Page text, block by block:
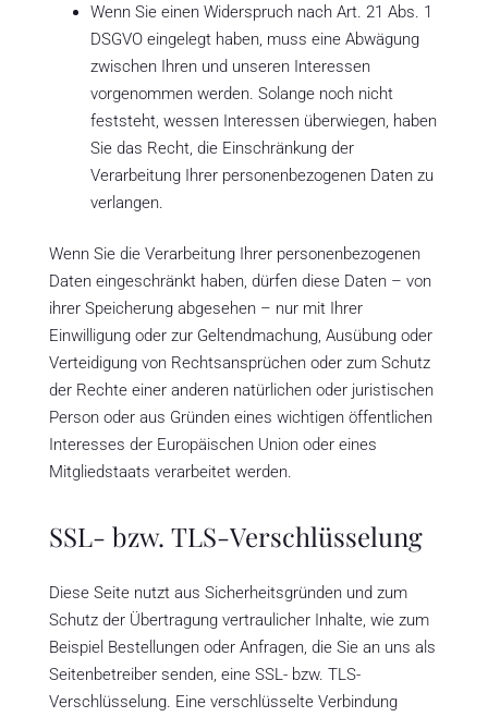
Wenn Sie einen Widerspruch nach Art. 21 Abs. 1
DSGVO eingelegt haben, muss eine Abwägung
zwischen Ihren und unseren Interessen
vorgenommen werden. Solange noch nicht
feststeht, wessen Interessen überwiegen, haben
Sie das Recht, die Einschränkung der
Verarbeitung Ihrer personenbezogenen Daten zu
verlangen.
Wenn Sie die Verarbeitung Ihrer personenbezogenen
Daten eingeschränkt haben, dürfen diese Daten – von
ihrer Speicherung abgesehen – nur mit Ihrer
Einwilligung oder zur Geltendmachung, Ausübung oder
Verteidigung von Rechtsansprüchen oder zum Schutz
der Rechte einer anderen natürlichen oder juristischen
Person oder aus Gründen eines wichtigen öffentlichen
Interesses der Europäischen Union oder eines
Mitgliedstaats verarbeitet werden.
SSL- bzw. TLS-Verschlüsselung
Diese Seite nutzt aus Sicherheitsgründen und zum
Schutz der Übertragung vertraulicher Inhalte, wie zum
Beispiel Bestellungen oder Anfragen, die Sie an uns als
Seitenbetreiber senden, eine SSL- bzw. TLS-
Verschlüsselung. Eine verschlüsselte Verbindung